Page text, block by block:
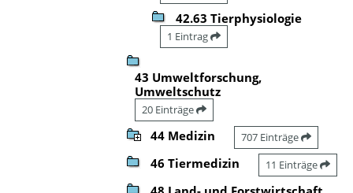
42.63 Tierphysiologie
1 Eintrag
43 Umweltforschung,
Umweltschutz
20 Einträge
44 Medizin 707 Einträge
46 Tiermedizin 11 Einträge